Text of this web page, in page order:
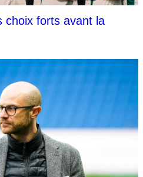
choix forts avant la